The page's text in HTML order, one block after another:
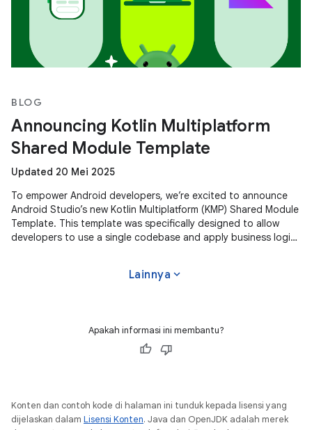
BLOG
Announcing Kotlin Multiplatform
Shared Module Template
Updated 20 Mei 2025
To empower Android developers, we’re excited to announce
Android Studio’s new Kotlin Multiplatform (KMP) Shared Module
Template. This template was specifically designed to allow
developers to use a single codebase and apply business logic
Lainnya expand_more
Apakah informasi ini membantu?
Konten dan contoh kode di halaman ini tunduk kepada lisensi yang
dijelaskan dalam Lisensi Konten. Java dan OpenJDK adalah merek